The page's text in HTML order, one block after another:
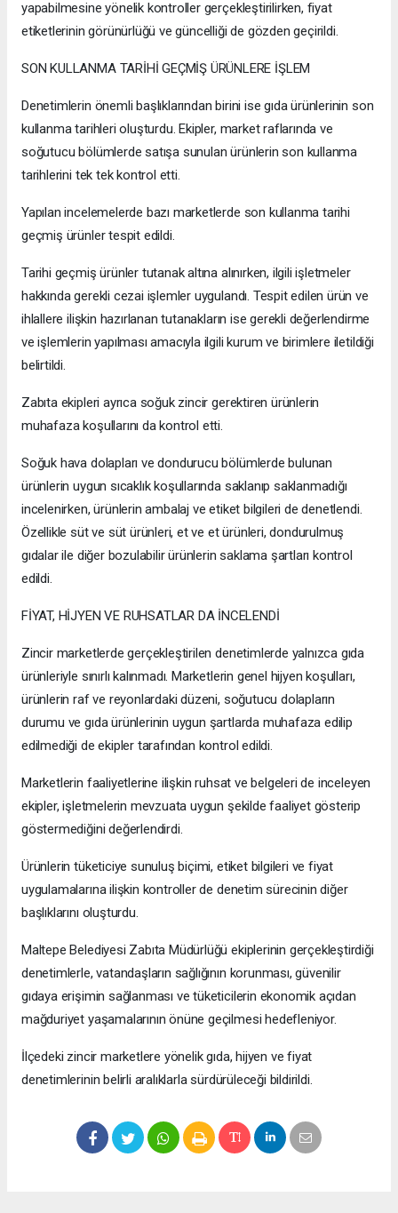
yapabilmesine yönelik kontroller gerçekleştirilirken, fiyat
etiketlerinin görünürlüğü ve güncelliği de gözden geçirildi.
SON KULLANMA TARİHİ GEÇMİŞ ÜRÜNLERE İŞLEM
Denetimlerin önemli başlıklarından birini ise gıda ürünlerinin son
kullanma tarihleri oluşturdu. Ekipler, market raflarında ve
soğutucu bölümlerde satışa sunulan ürünlerin son kullanma
tarihlerini tek tek kontrol etti.
Yapılan incelemelerde bazı marketlerde son kullanma tarihi
geçmiş ürünler tespit edildi.
Tarihi geçmiş ürünler tutanak altına alınırken, ilgili işletmeler
hakkında gerekli cezai işlemler uygulandı. Tespit edilen ürün ve
ihlallere ilişkin hazırlanan tutanakların ise gerekli değerlendirme
ve işlemlerin yapılması amacıyla ilgili kurum ve birimlere iletildiği
belirtildi.
Zabıta ekipleri ayrıca soğuk zincir gerektiren ürünlerin
muhafaza koşullarını da kontrol etti.
Soğuk hava dolapları ve dondurucu bölümlerde bulunan
ürünlerin uygun sıcaklık koşullarında saklanıp saklanmadığı
incelenirken, ürünlerin ambalaj ve etiket bilgileri de denetlendi.
Özellikle süt ve süt ürünleri, et ve et ürünleri, dondurulmuş
gıdalar ile diğer bozulabilir ürünlerin saklama şartları kontrol
edildi.
FİYAT, HİJYEN VE RUHSATLAR DA İNCELENDİ
Zincir marketlerde gerçekleştirilen denetimlerde yalnızca gıda
ürünleriyle sınırlı kalınmadı. Marketlerin genel hijyen koşulları,
ürünlerin raf ve reyonlardaki düzeni, soğutucu dolapların
durumu ve gıda ürünlerinin uygun şartlarda muhafaza edilip
edilmediği de ekipler tarafından kontrol edildi.
Marketlerin faaliyetlerine ilişkin ruhsat ve belgeleri de inceleyen
ekipler, işletmelerin mevzuata uygun şekilde faaliyet gösterip
göstermediğini değerlendirdi.
Ürünlerin tüketiciye sunuluş biçimi, etiket bilgileri ve fiyat
uygulamalarına ilişkin kontroller de denetim sürecinin diğer
başlıklarını oluşturdu.
Maltepe Belediyesi Zabıta Müdürlüğü ekiplerinin gerçekleştirdiği
denetimlerle, vatandaşların sağlığının korunması, güvenilir
gıdaya erişimin sağlanması ve tüketicilerin ekonomik açıdan
mağduriyet yaşamalarının önüne geçilmesi hedefleniyor.
İlçedeki zincir marketlere yönelik gıda, hijyen ve fiyat
denetimlerinin belirli aralıklarla sürdürüleceği bildirildi.